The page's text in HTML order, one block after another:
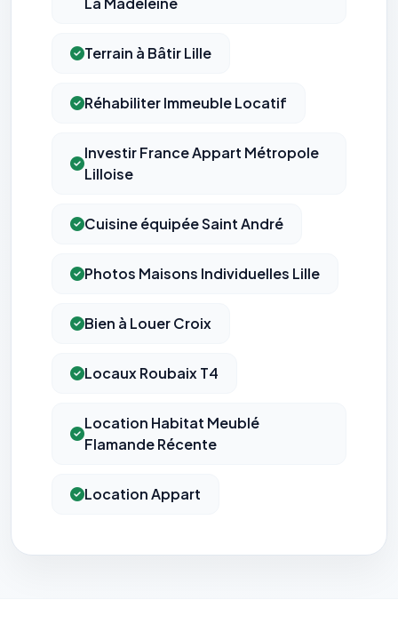
Terrain à Bâtir Lille
Réhabiliter Immeuble Locatif
Investir France Appart Métropole
Lilloise
Cuisine équipée Saint André
Photos Maisons Individuelles Lille
Bien à Louer Croix
Locaux Roubaix T4
Location Habitat Meublé
Flamande Récente
Location Appart